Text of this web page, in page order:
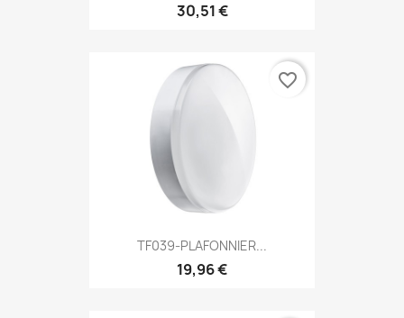
30,51 €
TF039-PLAFONNIER...
19,96 €
favorite_border